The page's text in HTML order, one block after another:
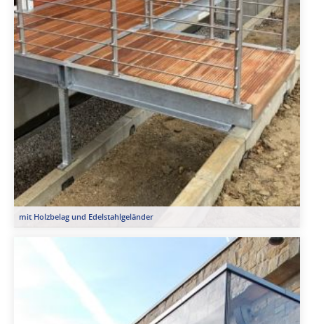
mit Holzbelag und Edelstahlgeländer